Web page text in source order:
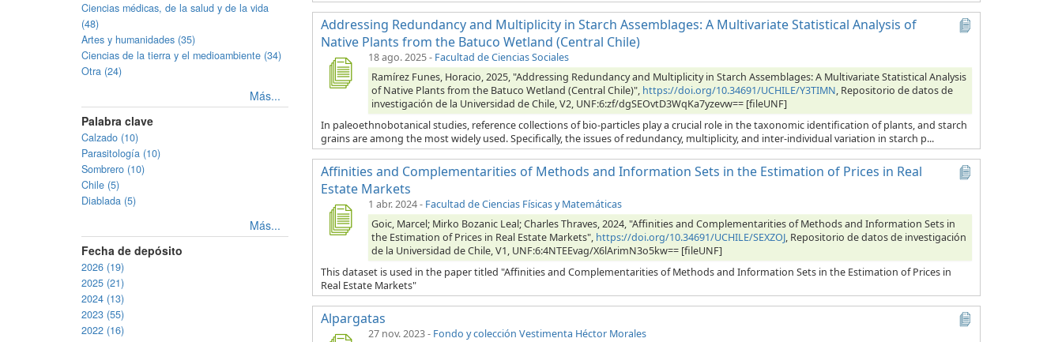
Ciencias médicas, de la salud y de la vida
(48)
Artes y humanidades (35)
Ciencias de la tierra y el medioambiente (34)
Otra (24)
Más...
Palabra clave
Calzado (10)
Parasitología (10)
Sombrero (10)
Chile (5)
Diablada (5)
Más...
Fecha de depósito
2026 (19)
2025 (21)
2024 (13)
2023 (55)
2022 (16)
Addressing Redundancy and Multiplicity in Starch Assemblages: A Multivariate Statistical Analysis of
Native Plants from the Batuco Wetland (Central Chile)
18 ago. 2025- Facultad de Ciencias Sociales
Ramírez Funes, Horacio, 2025, "Addressing Redundancy and Multiplicity in Starch Assemblages: A Multivariate Statistical Analysis
of Native Plants from the Batuco Wetland (Central Chile)", https://doi.org/10.34691/UCHILE/Y3TIMN, Repositorio de datos de
investigación de la Universidad de Chile, V2, UNF:6:zf/dgSEOvtD3WqKa7yzevw== [fileUNF]
In paleoethnobotanical studies, reference collections of bio-particles play a crucial role in the taxonomic identification of plants, and starch
grains are among the most widely used. Specifically, the issues of redundancy, multiplicity, and inter-individual variation in starch p...
Affinities and Complementarities of Methods and Information Sets in the Estimation of Prices in Real
Estate Markets
1 abr. 2024- Facultad de Ciencias Físicas y Matemáticas
Goic, Marcel; Mirko Bozanic Leal; Charles Thraves, 2024, "Affinities and Complementarities of Methods and Information Sets in
the Estimation of Prices in Real Estate Markets", https://doi.org/10.34691/UCHILE/SEXZOJ, Repositorio de datos de investigación
de la Universidad de Chile, V1, UNF:6:4NTEEvag/X6lArimN3o5kw== [fileUNF]
This dataset is used in the paper titled "Affinities and Complementarities of Methods and Information Sets in the Estimation of Prices in
Real Estate Markets"
Alpargatas
27 nov. 2023- Fondo y colección Vestimenta Héctor Morales